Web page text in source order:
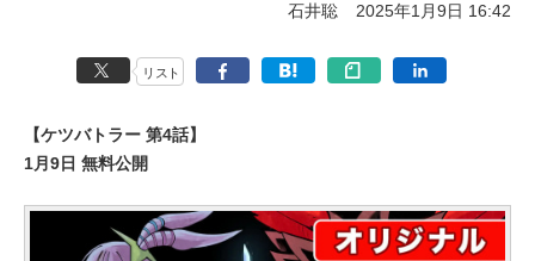
石井聡 2025年1月9日 16:42
リスト
【ケツバトラー 第4話】
1月9日 無料公開